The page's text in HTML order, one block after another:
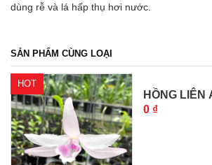
dùng rễ và lá hấp thụ hơi nước.
SẢN PHẨM CÙNG LOẠI
HOT
HỒNG LIÊN
0 ₫